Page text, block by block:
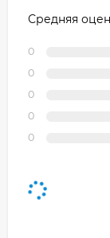
Средняя
0
0
0
0
0